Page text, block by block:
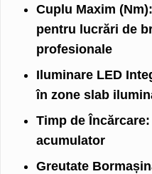
Cuplu Maxim (Nm):
pentru lucrări de
profesionale
Iluminare LED
în zone slab
Timp de Încărcare:
acumulator
Greutate